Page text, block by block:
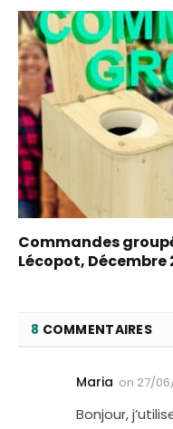
Commandes
Lécopot, Décembre
8 COMMENTAIRES
Maria on 27/
Bonjour,